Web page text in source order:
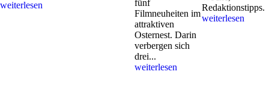
weiterlesen
fünf
Filmneuheiten im
attraktiven
Osternest. Darin
verbergen sich
drei...
weiterlesen
Redaktionstipps.
weiterlesen